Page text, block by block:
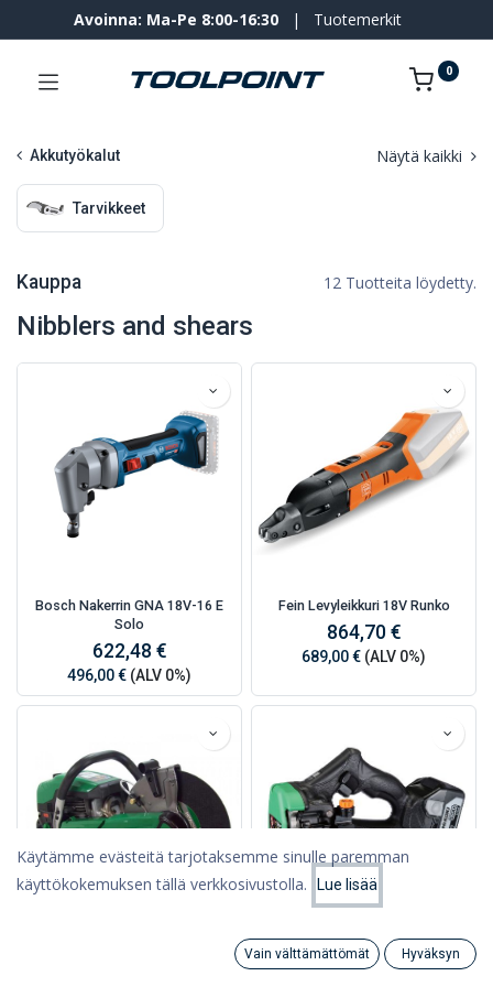
Suosituimmat
Category
Avoinna: Ma-Pe 8:00-16:30 | Tuotemerkit
0
Akkutyökalut Näytä kaikki
Tarvikkeet
Kauppa 12 Tuotteita löydetty.
Nibblers and shears
Bosch Nakerrin GNA 18V-16 E
Solo
622,48 €
496,00 € (ALV 0%)
Fein Levyleikkuri 18V Runko
864,70 €
689,00 € (ALV 0%)
Hikoki Kierretankoleikkuri
CL18DSL, M6-M10, 2x5Ah
Käytämme evästeitä tarjotaksemme sinulle paremman
käyttökokemuksen tällä verkkosivustolla.
Lue lisää
Vain välttämättömät Hyväksyn